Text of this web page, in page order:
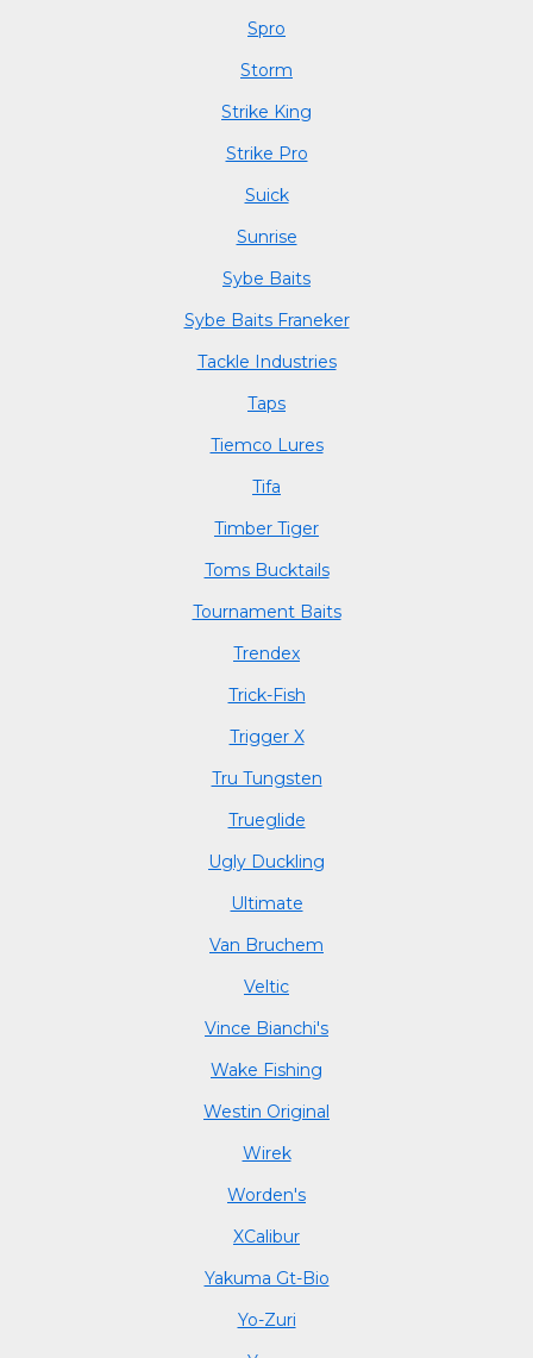
Spro
Storm
Strike King
Strike Pro
Suick
Sunrise
Sybe Baits
Sybe Baits Franeker
Tackle Industries
Taps
Tiemco Lures
Tifa
Timber Tiger
Toms Bucktails
Tournament Baits
Trendex
Trick-Fish
Trigger X
Tru Tungsten
Trueglide
Ugly Duckling
Ultimate
Van Bruchem
Veltic
Vince Bianchi's
Wake Fishing
Westin Original
Wirek
Worden's
XCalibur
Yakuma Gt-Bio
Yo-Zuri